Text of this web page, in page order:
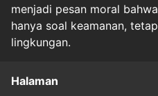
menjadi pesan moral
hanya soal keamanan,
lingkungan.
Halaman